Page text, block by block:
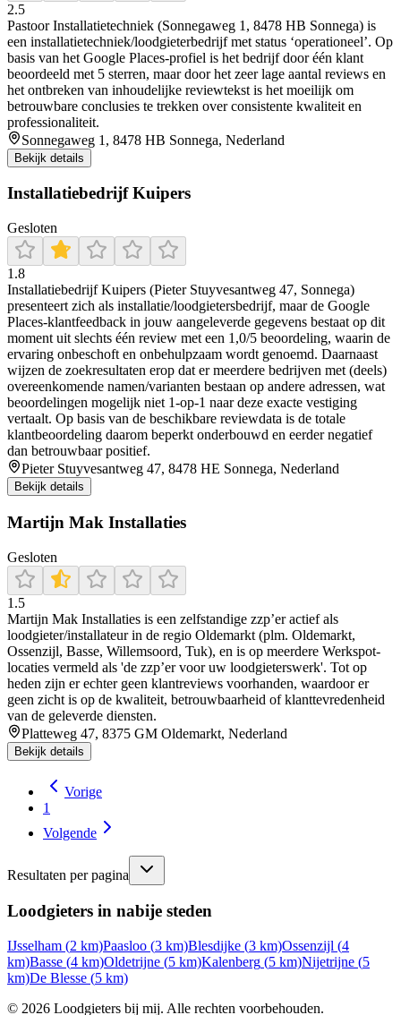
2.5
Pastoor Installatietechniek (Sonnegaweg 1, 8478 HB Sonnega) is
een installatietechniek/loodgieterbedrijf met status ‘operationeel’. Op
basis van het Google Places-profiel is het bedrijf door één klant
beoordeeld met 5 sterren, maar door het zeer lage aantal reviews en
het ontbreken van inhoudelijke reviewtekst is het moeilijk om
betrouwbare conclusies te trekken over consistente kwaliteit en
professionaliteit.
Sonnegaweg 1, 8478 HB Sonnega, Nederland
Bekijk details
Installatiebedrijf Kuipers
Gesloten
1.8
Installatiebedrijf Kuipers (Pieter Stuyvesantweg 47, Sonnega)
presenteert zich als installatie/loodgietersbedrijf, maar de Google
Places-klantfeedback in jouw aangeleverde gegevens bestaat op dit
moment uit slechts één review met een 1,0/5 beoordeling, waarin de
ervaring onbeschoft en onbehulpzaam wordt genoemd. Daarnaast
wijzen de zoekresultaten erop dat er meerdere bedrijven met (deels)
overeenkomende namen/varianten bestaan op andere adressen, wat
beoordelingen mogelijk niet 1-op-1 naar deze exacte vestiging
vertaalt. Op basis van de beschikbare reviewdata is de totale
klantbeoordeling daarom beperkt onderbouwd en eerder negatief
dan betrouwbaar positief.
Pieter Stuyvesantweg 47, 8478 HE Sonnega, Nederland
Bekijk details
Martijn Mak Installaties
Gesloten
1.5
Martijn Mak Installaties is een zelfstandige zzp’er actief als
loodgieter/installateur in de regio Oldemarkt (plm. Oldemarkt,
Ossenzijl, Basse, Willemsoord, Tuk), en is op meerdere Werkspot-
locaties vermeld als 'de zzp’er voor uw loodgieterswerk'. Tot op
heden zijn er echter geen klantreviews voorhanden, waardoor er
geen zicht is op de kwaliteit, betrouwbaarheid of klanttevredenheid
van de geleverde diensten.
Platteweg 47, 8375 GM Oldemarkt, Nederland
Bekijk details
Vorige
1
Volgende
Resultaten per pagina
Loodgieters in nabije steden
IJsselham (2 km)Paasloo (3 km)Blesdijke (3 km)Ossenzijl (4
km)Basse (4 km)Oldetrijne (5 km)Kalenberg (5 km)Nijetrijne (5
km)De Blesse (5 km)
© 2026 Loodgieters bij mij. Alle rechten voorbehouden.